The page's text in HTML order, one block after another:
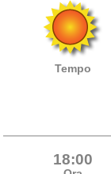
Tempo
18:00